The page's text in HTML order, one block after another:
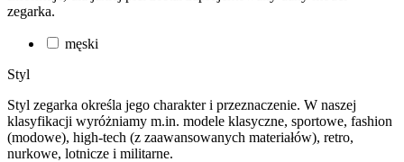
zegarka.
męski
Styl
Styl zegarka określa jego charakter i przeznaczenie. W naszej
klasyfikacji wyróżniamy m.in. modele klasyczne, sportowe, fashion
(modowe), high-tech (z zaawansowanych materiałów), retro,
nurkowe, lotnicze i militarne.